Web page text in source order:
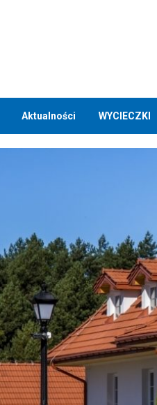
Aktualności WYCIECZKI